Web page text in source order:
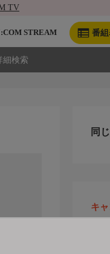
TV
番
STREAM
細検索
同
キ